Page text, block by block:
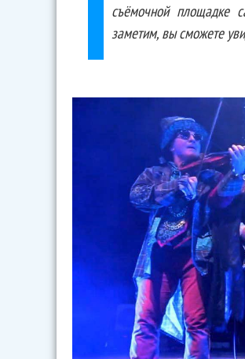
съёмочной площадке
заметим, вы сможете